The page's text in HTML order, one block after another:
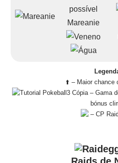
Mareanie
⬆️ – Maior chance
– Gama
bónus
– CP